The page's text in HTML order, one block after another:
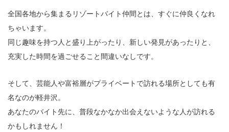
全国各地から集まるリゾートバイト仲間とは、すぐに仲良くなれ
ちゃいます。
同じ趣味を持つ人と盛り上がったり、新しい発見があったりと、
充実した時間を過ごせること間違いなしです。
そして、芸能人や富裕層がプライベートで訪れる場所としても有
名なのが軽井沢。
あなたのバイト先に、普段なかなか出会えないような人が訪れる
かもしれません！